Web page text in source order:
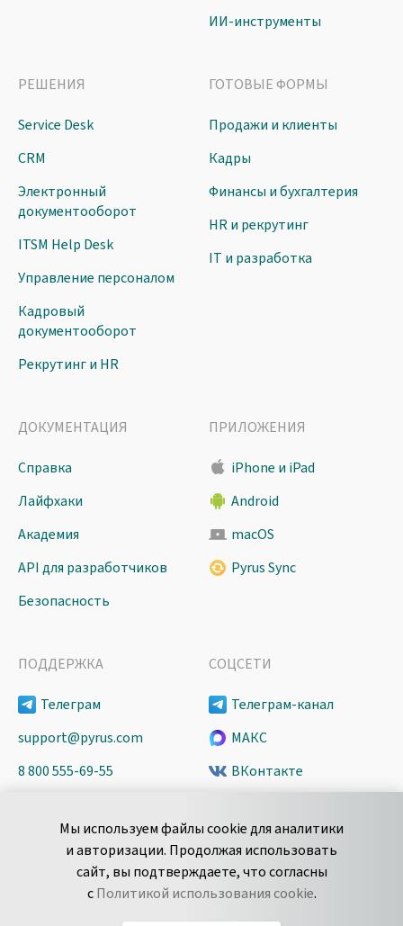
Мы используем файлы cookie для аналитики
и авторизации. Продолжая использовать
сайт, вы подтверждаете, что согласны
сПолитикой использования cookie.
ИИ-инструменты
РЕШЕНИЯ
Service Desk
CRM
Электронный
документооборот
ITSM Help Desk
Управление персоналом
Кадровый
документооборот
Рекрутинг и HR
ГОТОВЫЕ ФОРМЫ
Продажи и клиенты
Кадры
Финансы и бухгалтерия
HR и рекрутинг
IT и разработка
ДОКУМЕНТАЦИЯ
Справка
Лайфхаки
Академия
API для разработчиков
Безопасность
ПРИЛОЖЕНИЯ
iPhone и iPad
Android
macOS
Pyrus Sync
ПОДДЕРЖКА
Телеграм
support@pyrus.com
8 800 555-69-55
пн-пт с 9 до 18 часов (Мск)
Сообщить об
уязвимости
СОЦСЕТИ
Телеграм-канал
МАКС
ВКонтакте
Spark
Дзен